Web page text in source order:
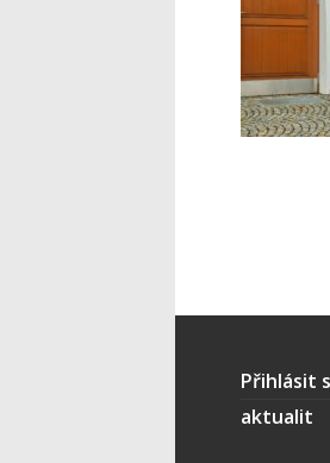
Přihlásit
aktualit